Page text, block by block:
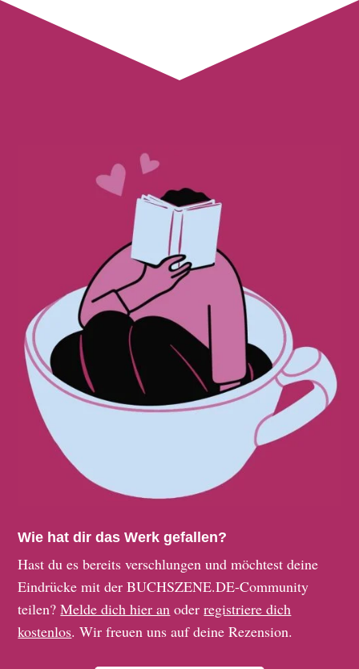
Wie hat dir das Werk gefallen?
Hast du es bereits verschlungen und möchtest deine
Eindrücke mit der BUCHSZENE.DE-Community
teilen?Melde dich hier an oderregistriere dich
kostenlos. Wir freuen uns auf deine Rezension.